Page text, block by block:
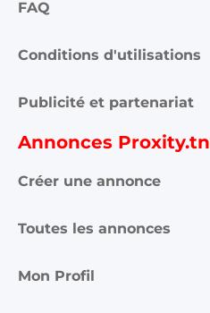
FAQ
Conditions d'utilisations
Publicité et partenariat
Annonces Proxity.tn
Créer une annonce
Toutes les annonces
Mon Profil